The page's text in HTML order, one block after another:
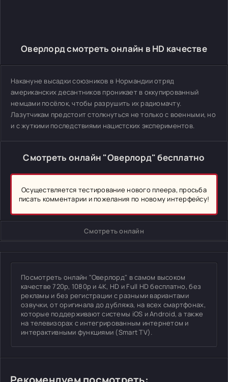
Оверлорд смотреть онлайн в HD качестве
Накануне высадки союзников в Нормандии отряд
американских десантников проникает в оккупированный
немцами посёлок, чтобы разрушить их радиомачту.
Лазутчикам предстоит столкнуться не только с военными, но
и с жуткими последствиями нацистских экспериментов.
Смотреть онлайн "Оверлорд" бесплатно
Осуществляется тестирование нового плеера, просьба
писать комментарии и пожелания по новому интерфейсу!
Смотреть онлайн
Посмотреть онлайн "Оверлорд" в самом высоком
качестве 720p, 1080p и 4K, HD и Full HD бесплатно, без
рекламы и без регистрации с разными вариантами
озвучки, от оригинала до дубляжа, на всех смартфонах,
которые поддерживают системы iOS и Android, а также
на телевизорах с интегрированным интернетом и
интерактивными функциями (Smart TV).